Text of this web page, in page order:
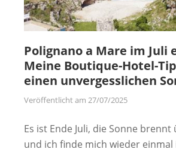
Polignano a Mare im Juli
Meine Boutique-Hotel-
einen unvergesslichen
Veröffentlicht am 27/07/2025
Es ist Ende Juli, die Sonne
und ich finde mich wieder